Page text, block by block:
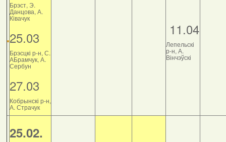
Брэст, Э.
Данцова, А.
Ківачук
25.03
Брэсцкі р-н, С.
АБрамчук, А.
Сербун
27.03
Кобрынскі р-н,
А. Страчук
11.04
Лепельскі
р-н, А.
Вінчэўскі
25.02.